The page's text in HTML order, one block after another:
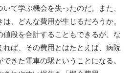
て学ぶ機会を失ったのだ。また、
、どんな費用が生じるだろうか。
段を合計することもできるが、な
れば、その費用とはたとえば、病院
きた電車の駅ということになる。